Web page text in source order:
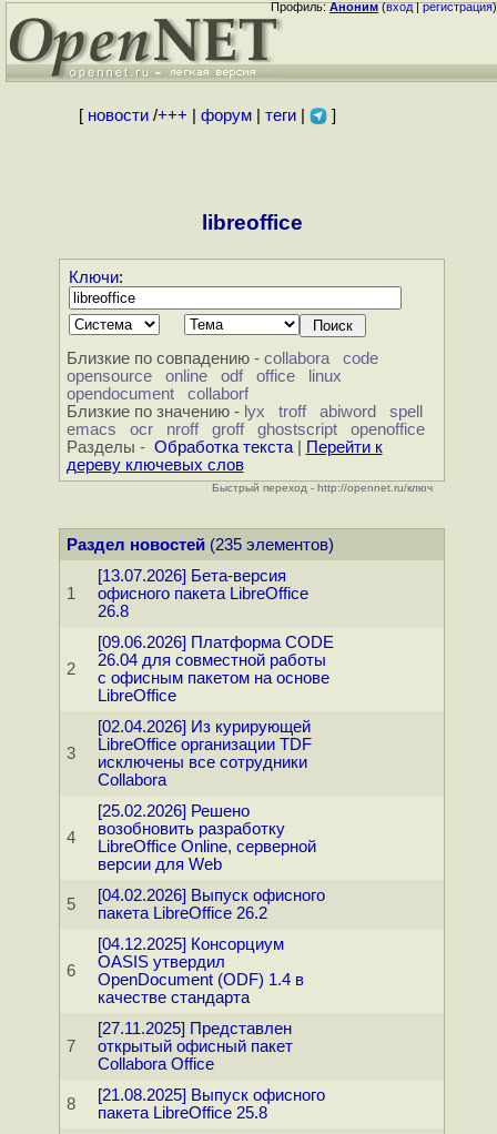
Профиль:Аноним(вход|регистрация)
[ новости/+++ форум| теги| ]
libreoffice
Ключи:
Близкие по совпадению - collabora
code
opensource
online odf office
linux
opendocument
collaborf
Близкие по значению - lyx troff abiword
spell
emacs
ocr nroff groff ghostscript
openoffice
Разделы - Обработка текста|
Перейти к
дереву ключевых слов
Быстрый переход - http://opennet.ru/ключ
Раздел новостей(235 элементов)
1
[13.07.2026] Бета-версия
офисного пакета LibreOffice
26.8
2
[09.06.2026] Платформа CODE
26.04 для совместной работы
с офисным пакетом на основе
LibreOffice
3
[02.04.2026] Из курирующей
LibreOffice организации TDF
исключены все сотрудники
Collabora
4
[25.02.2026] Решено
возобновить разработку
LibreOffice Online, серверной
версии для Web
5
[04.02.2026] Выпуск офисного
пакета LibreOffice 26.2
6
[04.12.2025] Консорциум
OASIS утвердил
OpenDocument (ODF) 1.4 в
качестве стандарта
7
[27.11.2025] Представлен
открытый офисный пакет
Collabora Office
8
[21.08.2025] Выпуск офисного
пакета LibreOffice 25.8